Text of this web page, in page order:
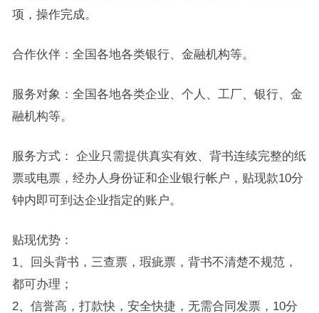
项，操作完成。
合作伙伴：全国各地各类银行、金融机构等。
服务对象：全国各地各类企业、个人、工厂、银行、金
融机构等。
服务方式： 企业只需提供真实有效、背书连续完整的纸
票或电票，经办人身份证和企业银行帐户，贴现款10分
钟内即可到达企业指定的账户。
贴现优势：
1、回头背书，三查票，瑕疵票，背书不清楚不规范，
都可办理；
2、信誉高，打款快，安全快捷，无需合同发票，10分